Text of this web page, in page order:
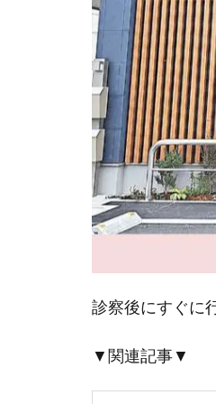
診察後にすぐに
▼関連記事▼